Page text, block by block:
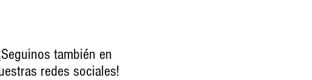
también en
redes sociales!